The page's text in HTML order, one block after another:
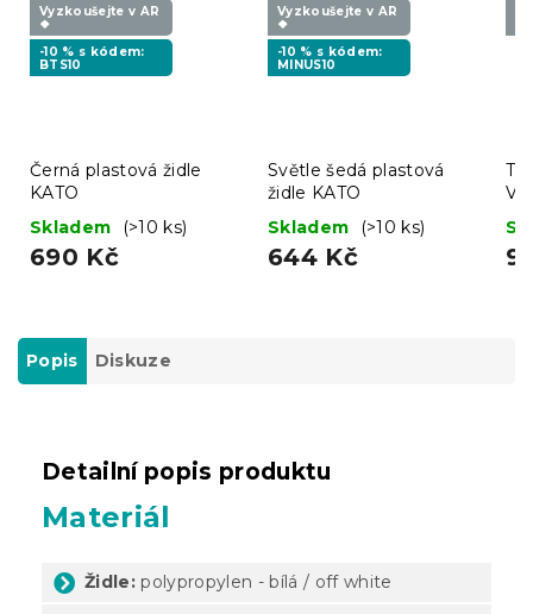
Vyzkoušejte v AR
❖
-10 % s kódem:
BTS10
Černá plastová židle
KATO
Skladem
(>10 ks)
690 Kč
Vyzkoušejte v AR
❖
-10 % s kódem:
MINUS10
Světle šedá plastová
židle KATO
Skladem
(>10 ks)
644 Kč
Popis Diskuze
Detailní popis produktu
Materiál
Židle: polypropylen - bílá / off white